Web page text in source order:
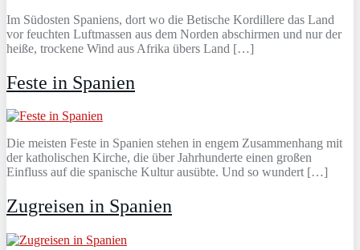
Im Südosten Spaniens, dort wo die Betische Kordillere das Land
vor feuchten Luftmassen aus dem Norden abschirmen und nur der
heiße, trockene Wind aus Afrika übers Land […]
Feste in Spanien
Die meisten Feste in Spanien stehen in engem Zusammenhang mit
der katholischen Kirche, die über Jahrhunderte einen großen
Einfluss auf die spanische Kultur ausübte. Und so wundert […]
Zugreisen in Spanien